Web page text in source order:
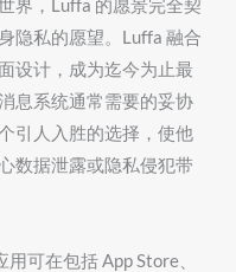
界，Luffa 的愿景完全契
隐私的愿望。Luffa 融合
设计，成为迄今为止最
息系统通常需要的妥协
引人入胜的选择，使他
数据泄露或隐私侵犯带
可在包括 App Store、